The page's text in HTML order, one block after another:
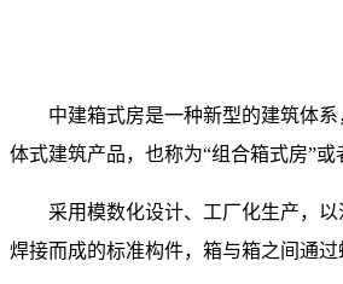
中建箱式房是一种新型的建筑体
体式建筑产品，也称为“组合箱式房”或
采用模数化设计、工厂化生产，以
焊接而成的标准构件，箱与箱之间通